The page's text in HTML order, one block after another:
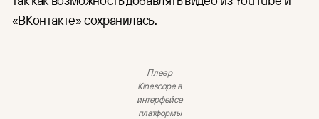
«ВКонтакте» сохранилась.
Плеер
Kinescope в
интерфейсе
платформы